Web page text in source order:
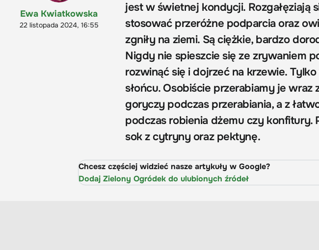
Ewa Kwiatkowska
22 listopada 2024, 16:55
jest w świetnej kondycji. Rozgałęziają
stosować przeróżne podparcia oraz
zgniły na ziemi. Są ciężkie, bardzo
Nigdy nie spieszcie się ze zrywaniem
rozwinąć się i dojrzeć na krzewie.
słońcu. Osobiście przerabiamy je wraz
goryczy podczas przerabiania, a z
podczas robienia dżemu czy
sok z cytryny oraz pektynę.
Chcesz częściej widzieć nasze artykuły w Google?
Dodaj Zielony Ogródek do ulubionych źródeł